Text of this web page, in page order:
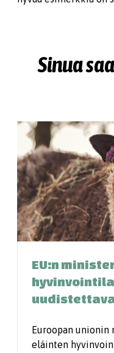
Sinua
EU:n
Euroopan
eläinten